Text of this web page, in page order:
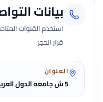
بيانات
استخدم القنوات
قرار الحجز.
العنوان
5 ش جامعه الدول العربيه